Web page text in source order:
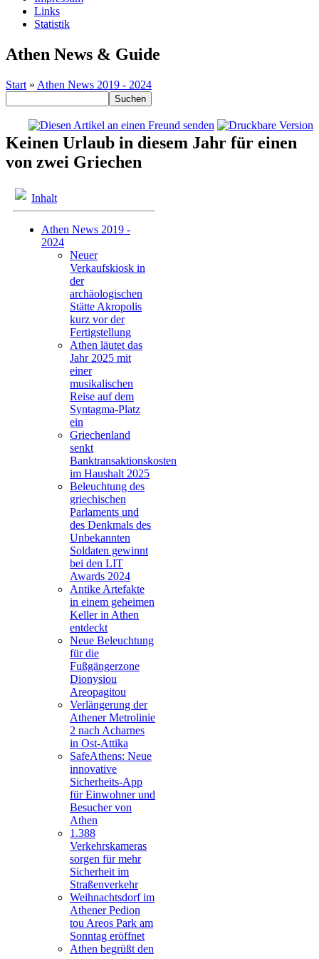
Links
Statistik
Athen News & Guide
Start » Athen News 2019 - 2024
Keinen Urlaub in diesem Jahr für einen
von zwei Griechen
Inhalt
Athen News 2019 -
2024
Neuer
Verkaufskiosk in
der
archäologischen
Stätte Akropolis
kurz vor der
Fertigstellung
Athen läutet das
Jahr 2025 mit
einer
musikalischen
Reise auf dem
Syntagma-Platz
ein
Griechenland
senkt
Banktransaktionskosten
im Haushalt 2025
Beleuchtung des
griechischen
Parlaments und
des Denkmals des
Unbekannten
Soldaten gewinnt
bei den LIT
Awards 2024
Antike Artefakte
in einem geheimen
Keller in Athen
entdeckt
Neue Beleuchtung
für die
Fußgängerzone
Dionysiou
Areopagitou
Verlängerung der
Athener Metrolinie
2 nach Acharnes
in Ost-Attika
SafeAthens: Neue
innovative
Sicherheits-App
für Einwohner und
Besucher von
Athen
1.388
Verkehrskameras
sorgen für mehr
Sicherheit im
Straßenverkehr
Weihnachtsdorf im
Athener Pedion
tou Areos Park am
Sonntag eröffnet
Athen begrüßt den